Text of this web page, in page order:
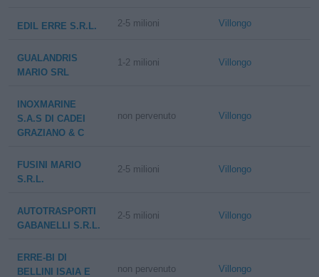
EDIL ERRE S.R.L. 2-5 milioni Villongo
GUALANDRIS
MARIO SRL
1-2 milioni Villongo
INOXMARINE
S.A.S DI CADEI
GRAZIANO & C
non pervenuto Villongo
FUSINI MARIO
S.R.L.
2-5 milioni Villongo
AUTOTRASPORTI
GABANELLI S.R.L.
2-5 milioni Villongo
ERRE-BI DI
BELLINI ISAIA E
non pervenuto Villongo